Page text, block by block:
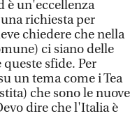
è un'eccellenza
richiesta per
chiedere che nella
ci siano delle
sfide. Per
un tema come i Tea
che sono le nuove
dire che l'Italia è